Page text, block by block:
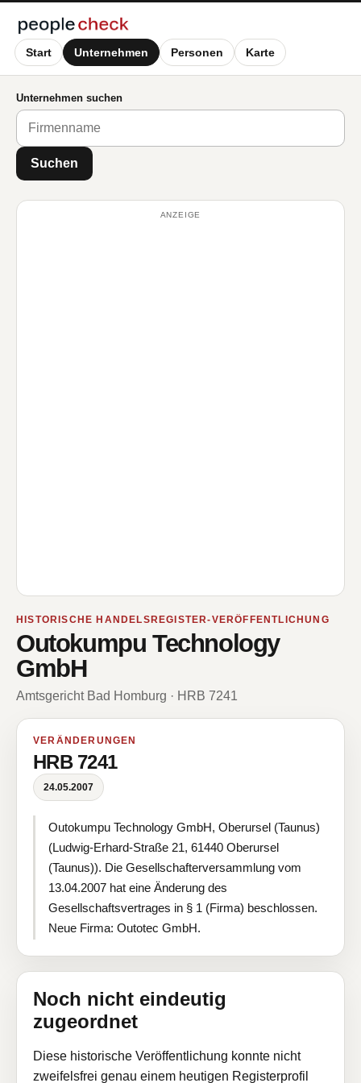
Start Unternehmen Personen Karte
Unternehmen suchen
Suchen
ANZEIGE
HISTORISCHE HANDELSREGISTER-VERÖFFENTLICHUNG
Outokumpu Technology
GmbH
Amtsgericht Bad Homburg · HRB 7241
VERÄNDERUNGEN
HRB 7241
24.05.2007
Outokumpu Technology GmbH, Oberursel (Taunus)
(Ludwig-Erhard-Straße 21, 61440 Oberursel
(Taunus)). Die Gesellschafterversammlung vom
13.04.2007 hat eine Änderung des
Gesellschaftsvertrages in § 1 (Firma) beschlossen.
Neue Firma: Outotec GmbH.
Noch nicht eindeutig
zugeordnet
Diese historische Veröffentlichung konnte nicht
zweifelsfrei genau einem heutigen Registerprofil